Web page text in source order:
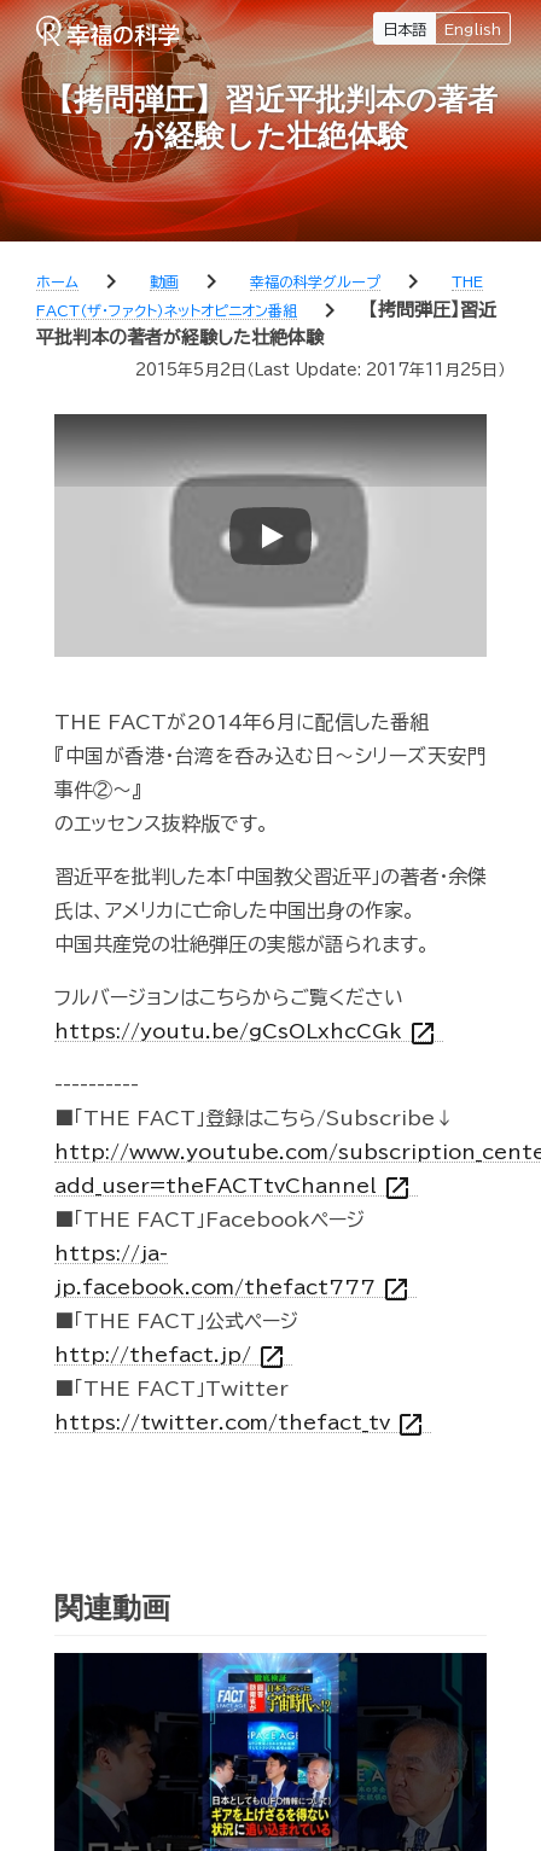
日本語 English
【拷問弾圧】習近平批判本の著者
が経験した壮絶体験
ホーム chevron_right 動画 chevron_right 幸福の科学グループ chevron_right
THE
FACT（ザ・ファクト）ネットオピニオン番組
chevron_right
【拷問弾圧】習近
平批判本の著者が経験した壮絶体験
2015年5月2日 （Last Update: 2017年11月25日 ）
Play
THE FACTが2014年6月に配信した番組
『中国が香港・台湾を呑み込む日～シリーズ天安門
事件②～』
のエッセンス抜粋版です。
習近平を批判した本「中国教父習近平」の著者・余傑
氏は、アメリカに亡命した中国出身の作家。
中国共産党の壮絶弾圧の実態が語られます。
フルバージョンはこちらからご覧ください
https://youtu.be/gCsOLxhcCGk open_in_new
----------
■「THE FACT」登録はこちら/Subscribe↓
http://www.youtube.com/
add_user=theFACTtvChannel open_in_new
■「THE FACT」Facebookページ
https://ja-
jp.facebook.com/thefact777 open_in_new
■「THE FACT」公式ページ
http://thefact.jp/ open_in_new
■「THE FACT」Twitter
https://twitter.com/thefact_tv open_in_new
関連動画